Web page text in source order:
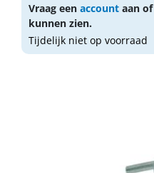
Vraag een account aan of
kunnen zien.
Tijdelijk niet op voorraad